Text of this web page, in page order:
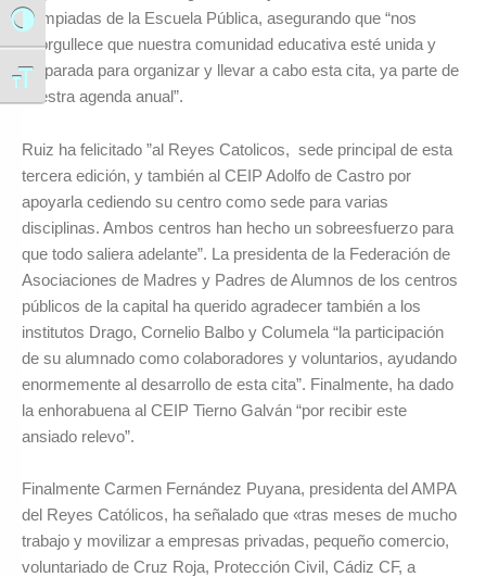
Alternar alto contraste
Alternar tamaño de letra
Olimpiadas de la Escuela Pública, asegurando que “nos
enorgullece que nuestra comunidad educativa esté unida y
preparada para organizar y llevar a cabo esta cita, ya parte de
nuestra agenda anual”.
Ruiz ha felicitado ”al Reyes Catolicos, sede principal de esta
tercera edición, y también al CEIP Adolfo de Castro por
apoyarla cediendo su centro como sede para varias
disciplinas. Ambos centros han hecho un sobreesfuerzo para
que todo saliera adelante”. La presidenta de la Federación de
Asociaciones de Madres y Padres de Alumnos de los centros
públicos de la capital ha querido agradecer también a los
institutos Drago, Cornelio Balbo y Columela “la participación
de su alumnado como colaboradores y voluntarios, ayudando
enormemente al desarrollo de esta cita”. Finalmente, ha dado
la enhorabuena al CEIP Tierno Galván “por recibir este
ansiado relevo”.
Finalmente Carmen Fernández Puyana, presidenta del AMPA
del Reyes Católicos, ha señalado que «tras meses de mucho
trabajo y movilizar a empresas privadas, pequeño comercio,
voluntariado de Cruz Roja, Protección Civil, Cádiz CF, a